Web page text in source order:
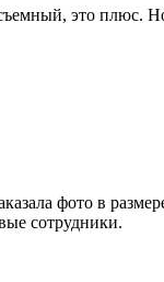
это плюс.
фото в
сотрудники.